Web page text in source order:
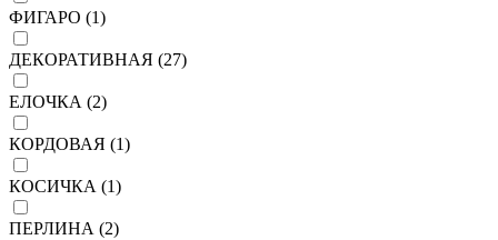
ФИГАРО (1)
ДЕКОРАТИВНАЯ (27)
ЕЛОЧКА (2)
КОРДОВАЯ (1)
КОСИЧКА (1)
ПЕРЛИНА (2)